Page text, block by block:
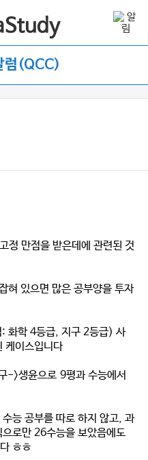
럼(QCC)
정 만점을 받은데에 관련된 것
혀 있으면 많은 공부양을 투자
화학 4등급, 지구 2등급) 사
케이스입니다
->생윤으로9평과 수능에서
능 공부를 따로 하지 않고, 과
로만 26수능을 보았음에도
ㅎㅎ